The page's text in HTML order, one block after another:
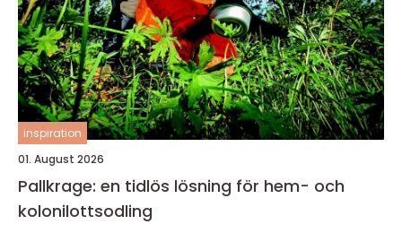
inspiration
01. August 2026
Pallkrage: en tidlös lösning för hem- och
kolonilottsodling